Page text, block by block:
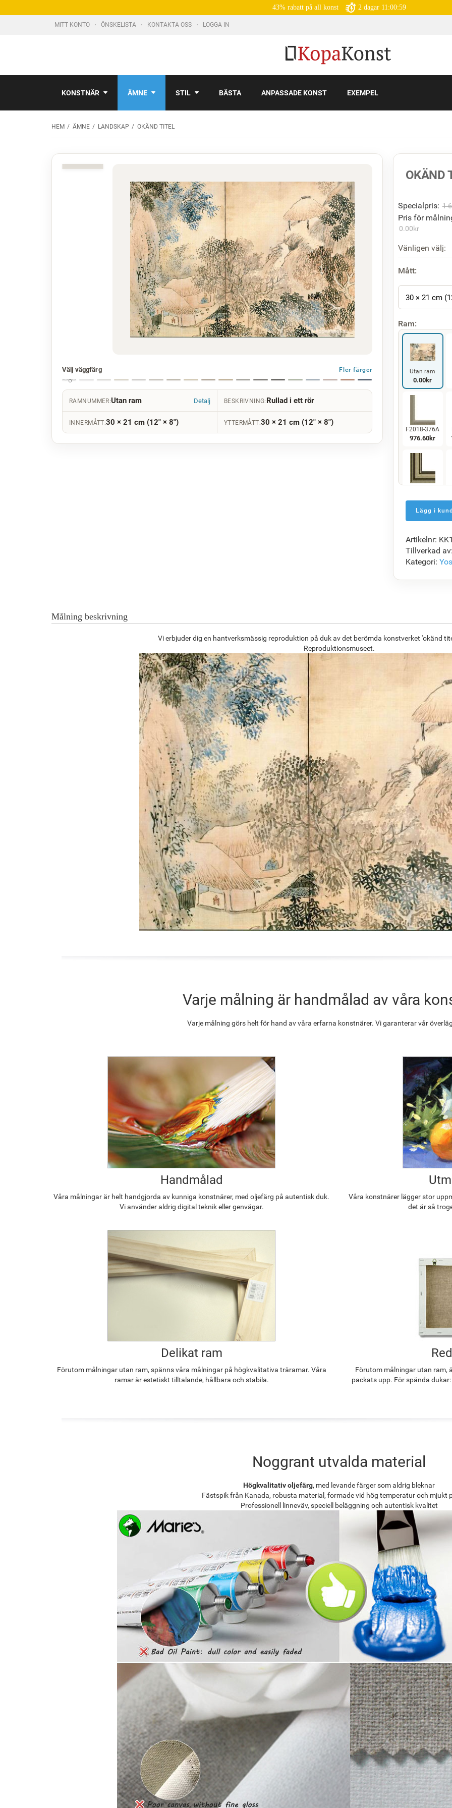
43% rabatt på all konst 2 dagar 11:00:58
MITT KONTO ÖNSKELISTA KONTAKTA OSS LOGGA IN
KONSTNÄR ÄMNE STIL BÄSTA ANPASSADE KONST EXEMPEL
HEM ÄMNE LANDSKAP OKÄND TITEL
Välj väggfärg Fler färger
RAMNUMMER:Utan ram Detalj BESKRIVNING: Rullad i ett rör
INNERMÅTT:30 × 21 cm (12" × 8") YTTERMÅTT:30 × 21 cm (12" × 8")
OKÄND
Specialpris: 1
Pris för
0.00kr
Vänligen välj:
Mått:
30 × 21 cm
Ram:
Utan ram
0.00kr
F2018-376A
976.60kr
F5429-258
1 361.49kr
Artikelnr:
Tillverkad av:
Kategori:
Målning beskrivning
Vi erbjuder dig en hantverksmässig reproduktion på duk av det berömda konstverket 'okänd
Reproduktionsmuseet.
Varje målning är handmålad av våra
Varje målning görs helt för hand av våra erfarna konstnärer. Vi garanterar vår
Handmålad
Våra målningar är helt handgjorda av kunniga konstnärer, med oljefärg på autentisk duk.
Vi använder aldrig digital teknik eller genvägar.
Våra konstnärer lägger stor
det är så
Delikat ram
Förutom målningar utan ram, spänns våra målningar på högkvalitativa träramar. Våra
ramar är estetiskt tilltalande, hållbara och stabila.
Förutom målningar utan ram,
packats upp. För spända
Noggrant utvalda material
Högkvalitativ oljefärg, med levande färger som aldrig bleknar
Fästspik från Kanada, robusta material, formade vid hög temperatur och mjukt
Professionell linneväv, speciell beläggning och autentisk kvalitet